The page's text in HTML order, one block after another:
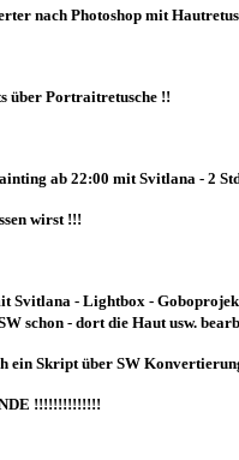
nach Photoshop mit
über Portraitretusche !!
ab 22:00 mit Svitlana - 2
wirst !!!
Svitlana - Lightbox -
schon - dort die Haut usw.
ein Skript über SW
!!!!!!!!!!!!!!